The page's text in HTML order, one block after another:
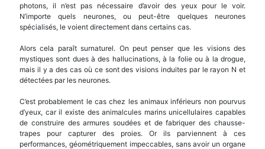
photons, il n’est pas nécessaire d’avoir des yeux pour le voir.
N’importe quels neurones, ou peut-être quelques neurones
spécialisés, le voient directement dans certains cas.
Alors cela paraît surnaturel. On peut penser que les visions des
mystiques sont dues à des hallucinations, à la folie ou à la drogue,
mais il y a des cas où ce sont des visions induites par le rayon N et
détectées par les neurones.
C’est probablement le cas chez les animaux inférieurs non pourvus
d’yeux, car il existe des animalcules marins unicellulaires capables
de construire des armures soudées et de fabriquer des chausse-
trapes pour capturer des proies. Or ils parviennent à ces
performances, géométriquement impeccables, sans avoir un organe